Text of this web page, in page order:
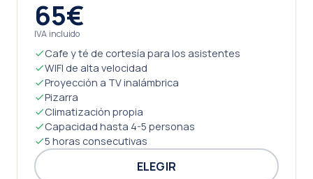
65€
IVA incluido
Cafe y té de cortesía para los asistentes
WIFI de alta velocidad
Proyección a TV inalámbrica
Pizarra
Climatización propia
Capacidad hasta 4-5 personas
5 horas consecutivas
ELEGIR